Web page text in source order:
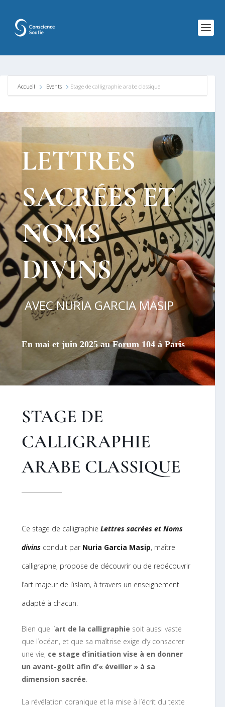
Accueil Events Stage de calligraphie arabe classique
LETTRES
SACRÉES ET
NOMS
DIVINS
AVEC NURIA GARCIA MASIP
En mai et juin 2025 au Forum 104 à Paris
STAGE DE
CALLIGRAPHIE
ARABE CLASSIQUE
Ce stage de calligraphie Lettres sacrées et Noms
divins conduit par Nuria Garcia Masip, maître
calligraphe, propose de découvrir ou de redécouvrir
l’art majeur de l’islam, à travers un enseignement
adapté à chacun.
Bien que l’art de la calligraphie soit aussi vaste
que l’océan, et que sa maîtrise exige d’y consacrer
une vie, ce stage d’initiation vise à en donner
un avant-goût afin d’« éveiller » à sa
dimension sacrée.
La révélation coranique et la mise à l’écrit du texte